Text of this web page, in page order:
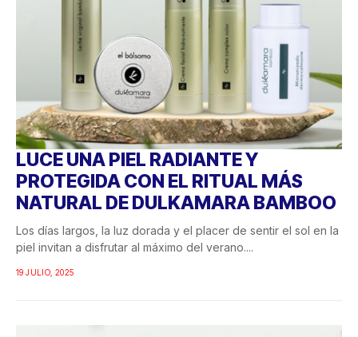
LUCE UNA PIEL RADIANTE Y
PROTEGIDA CON EL RITUAL MÁS
NATURAL DE DULKAMARA BAMBOO
Los días largos, la luz dorada y el placer de sentir el sol en la
piel invitan a disfrutar al máximo del verano....
19 JULIO, 2025